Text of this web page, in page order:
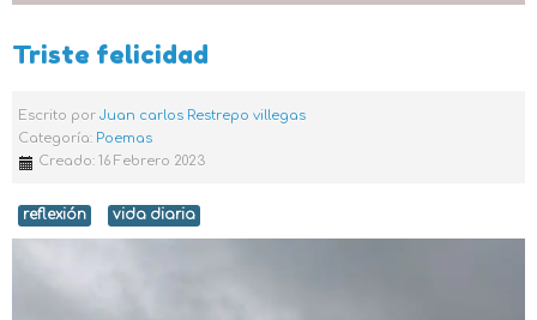
Triste felicidad
Escrito por Juan carlos Restrepo villegas
Categoría: Poemas
Creado: 16 Febrero 2023
reflexión vida diaria